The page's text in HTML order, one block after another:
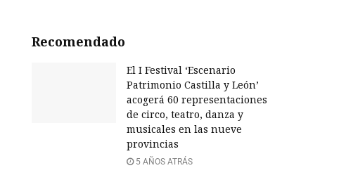
Recomendado
El I Festival ‘Escenario
Patrimonio Castilla y León’
acogerá 60 representaciones
de circo, teatro, danza y
musicales en las nueve
provincias
5 AÑOS ATRÁS